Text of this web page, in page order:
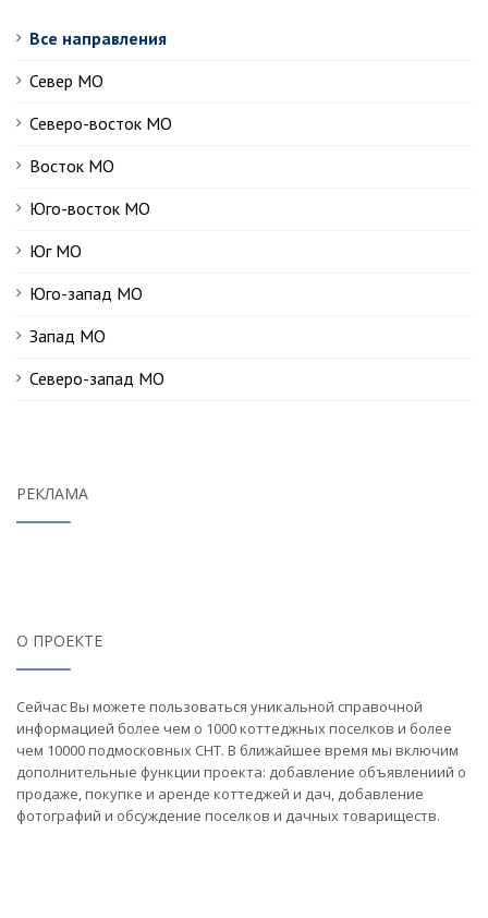
Все направления
Север МО
Северо-восток МО
Восток МО
Юго-восток МО
Юг МО
Юго-запад МО
Запад МО
Северо-запад МО
РЕКЛАМА
О ПРОЕКТЕ
Сейчас Вы можете пользоваться уникальной справочной
информацией более чем о 1000 коттеджных поселков и более
чем 10000 подмосковных СНТ. В ближайшее время мы включим
дополнительные функции проекта: добавление объявлениий о
продаже, покупке и аренде коттеджей и дач, добавление
фотографий и обсуждение поселков и дачных товариществ.